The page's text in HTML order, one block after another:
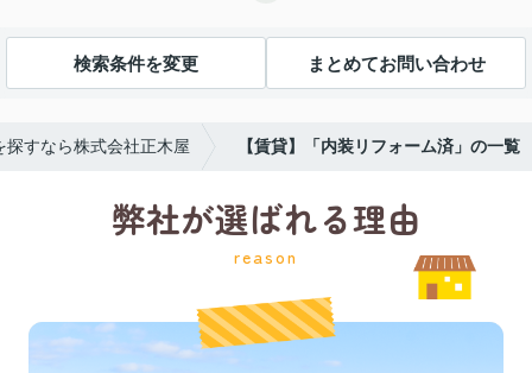
検索条件を変更 まとめてお問い合わせ
すなら株式会社正木屋 【賃貸】「内装リフォーム済」の一覧
弊社が選ばれる理由
reason